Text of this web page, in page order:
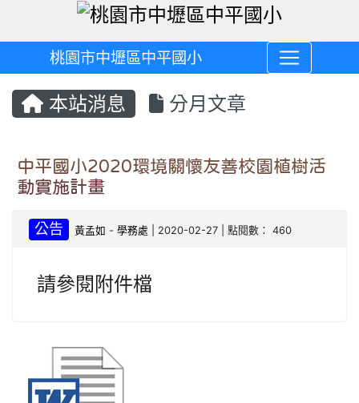
桃園市中壢區中平國小
本站消息 分月文章
中平國小2020環境關懷友善校園植樹活
動實施計畫
公告 黃孟如 -學務處 | 2020-02-27 | 點閱數： 460
請參閱附件檔